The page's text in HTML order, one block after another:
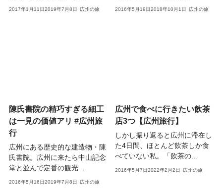
2017年1月11日2019年7月8日 広州の旅 2016年5月19日2018年10月1日 広州の旅
陳氏書院の精巧すぎる細工
は一見の価値アリ #広州旅
行
広州にある歴史的な建造物・陳
氏書院。広州に来たら中山記念
堂と並んで定番の観光...
2016年5月16日2019年7月8日 広州の旅
広州で食べに行きたい飲茶
店3つ【広州旅行】
しかし振り返ると広州に滞在し
た4日間、ほとんど飲茶しか食
べていない私。「飲茶の...
2016年5月7日2022年2月2日 広州の旅